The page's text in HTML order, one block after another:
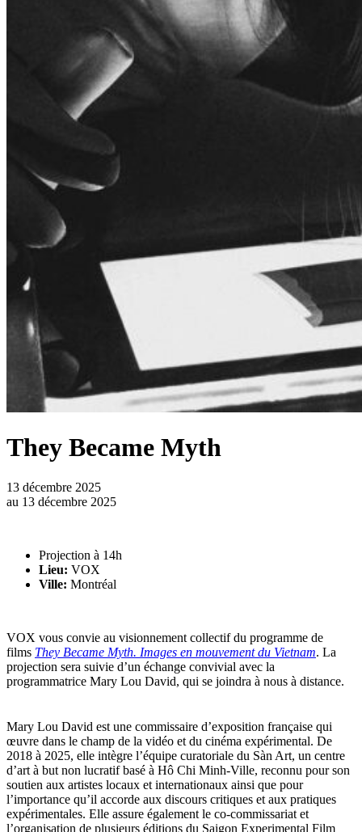
They Became Myth
13 décembre 2025
au 13 décembre 2025
Projection à 14h
Lieu: VOX
Ville: Montréal
VOX vous convie au visionnement collectif du programme de
films They Became Myth. Images en mouvement du Vietnam. La
projection sera suivie d’un échange convivial avec la
programmatrice Mary Lou David, qui se joindra à nous à distance.
Mary Lou David est une commissaire d’exposition française qui
œuvre dans le champ de la vidéo et du cinéma expérimental. De
2018 à 2025, elle intègre l’équipe curatoriale du Sàn Art, un centre
d’art à but non lucratif basé à Hô Chi Minh-Ville, reconnu pour son
soutien aux artistes locaux et internationaux ainsi que pour
l’importance qu’il accorde aux discours critiques et aux pratiques
expérimentales. Elle assure également le co-commissariat et
l’organisation de plusieurs éditions du Saigon Experimental Film